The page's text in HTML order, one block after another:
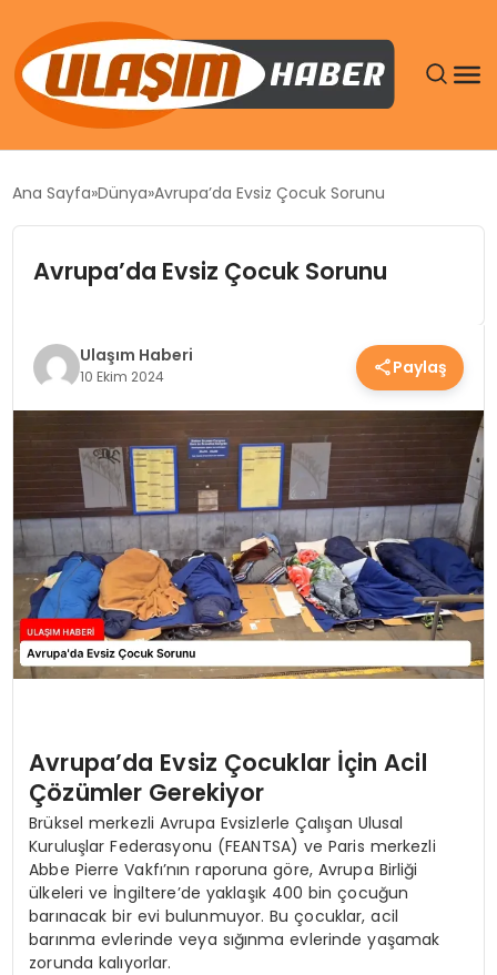
EKONOMI
SPOR
TEKNOLOJI
SAĞLIK
YAŞAM
Ana Sayfa Dünya Avrupa’da Evsiz Çocuk Sorunu
Avrupa’da Evsiz Çocuk Sorunu
Ulaşım Haberi
10 Ekim 2024 Paylaş
Avrupa’da Evsiz Çocuklar İçin Acil
Çözümler Gerekiyor
Brüksel merkezli Avrupa Evsizlerle Çalışan Ulusal
Kuruluşlar Federasyonu (FEANTSA) ve Paris merkezli
Abbe Pierre Vakfı’nın raporuna göre, Avrupa Birliği
ülkeleri ve İngiltere’de yaklaşık 400 bin çocuğun
barınacak bir evi bulunmuyor. Bu çocuklar, acil
barınma evlerinde veya sığınma evlerinde yaşamak
zorunda kalıyorlar.